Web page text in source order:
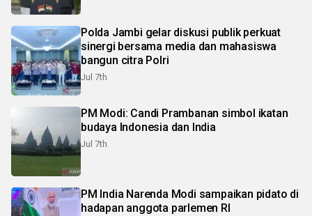
Polda Jambi gelar diskusi publik perkuat
sinergi bersama media dan mahasiswa
bangun citra Polri
Jul 7th
PM Modi: Candi Prambanan simbol ikatan
budaya Indonesia dan India
Jul 7th
PM India Narenda Modi sampaikan pidato di
hadapan anggota parlemen RI